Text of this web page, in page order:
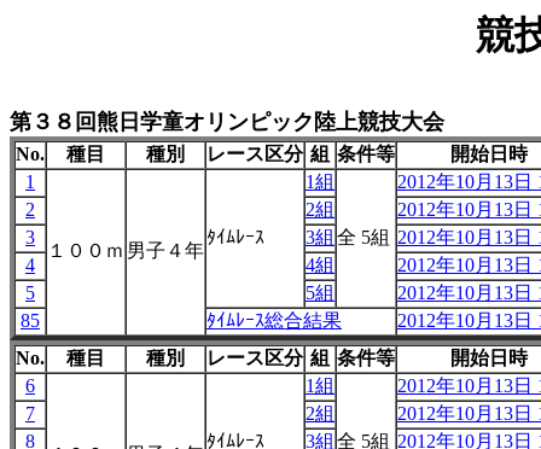
競
第３８回熊日学童オリンピック陸上競技大会
No. 種目 種別 レース区分 組 条件等
開始日時
1
１００ｍ 男子４年
ﾀｲﾑﾚｰｽ
1組
全 5組
2012年10月13日
2
2組
2012年10月13日
3
3組
2012年10月13日
4
4組
2012年10月13日
5
5組
2012年10月13日
85
ﾀｲﾑﾚｰｽ総合結果
2012年10月13日
No.
種目 種別 レース区分 組 条件等
開始日時
6
ﾀｲﾑﾚｰｽ
1組
全 5組
2012年10月13日
7
2組
2012年10月13日
8
3組
2012年10月13日